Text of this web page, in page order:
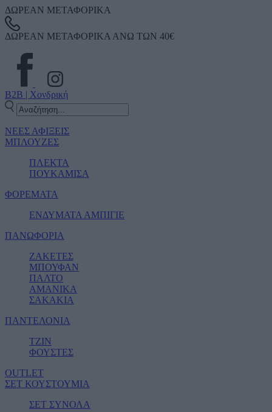
ΔΩΡΕΑΝ ΜΕΤΑΦΟΡΙΚΑ
ΔΩΡΕΑΝ ΜΕΤΑΦΟΡΙΚΑ ΑΝΩ ΤΩΝ 40€
B2B | Χονδρική
ΝΕΕΣ ΑΦΙΞΕΙΣ
ΜΠΛΟΥΖΕΣ
ΠΛΕΚΤΑ
ΠΟΥΚΑΜΙΣΑ
ΦΟΡΕΜΑΤΑ
ΕΝΔΥΜΑΤΑ ΑΜΠΙΓΙΕ
ΠΑΝΩΦΟΡΙΑ
ΖΑΚΕΤΕΣ
ΜΠΟΥΦΑΝ
ΠΑΛΤΟ
ΑΜΑΝΙΚΑ
ΣΑΚΑΚΙΑ
ΠΑΝΤΕΛΟΝΙΑ
ΤΖΙΝ
ΦΟΥΣΤΕΣ
OUTLET
ΣΕΤ ΚΟΥΣΤΟΥΜΙΑ
ΣΕΤ ΣΥΝΟΛΑ